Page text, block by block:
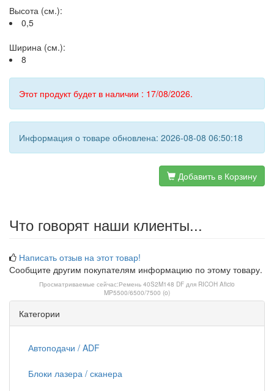
Высота (см.):
0,5
Ширина (см.):
8
Этот продукт будет в наличии : 17/08/2026.
Информация о товаре обновлена: 2026-08-08 06:50:18
Добавить в Корзину
Что говорят наши клиенты...
Написать отзыв на этот товар!
Сообщите другим покупателям информацию по этому товару.
Просматриваемые сейчас:Ремень 40S2M148 DF для RICOH Aficio
MP5500/6500/7500 (o)
Категории
Автоподачи / ADF
Блоки лазера / сканера